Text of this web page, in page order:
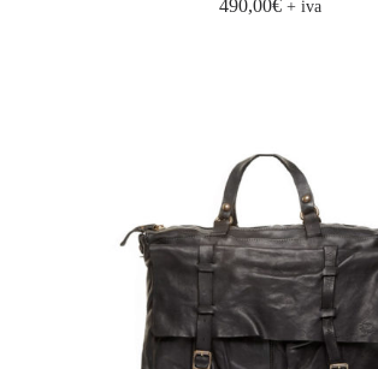
490,00€ + iva